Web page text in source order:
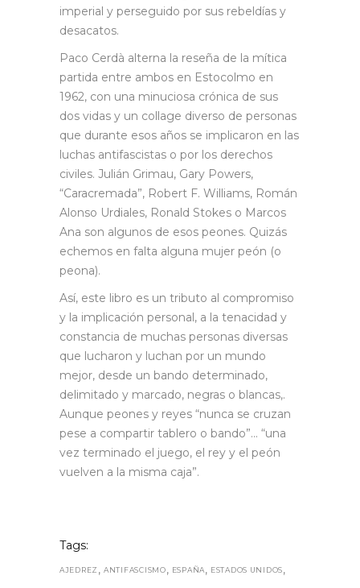
imperial y perseguido por sus rebeldías y
desacatos.
Paco Cerdà alterna la reseña de la mítica
partida entre ambos en Estocolmo en
1962, con una minuciosa crónica de sus
dos vidas y un collage diverso de personas
que durante esos años se implicaron en las
luchas antifascistas o por los derechos
civiles. Julián Grimau, Gary Powers,
“Caracremada”, Robert F. Williams, Román
Alonso Urdiales, Ronald Stokes o Marcos
Ana son algunos de esos peones. Quizás
echemos en falta alguna mujer peón (o
peona).
Así, este libro es un tributo al compromiso
y la implicación personal, a la tenacidad y
constancia de muchas personas diversas
que lucharon y luchan por un mundo
mejor, desde un bando determinado,
delimitado y marcado, negras o blancas,.
Aunque peones y reyes “nunca se cruzan
pese a compartir tablero o bando”… “una
vez terminado el juego, el rey y el peón
vuelven a la misma caja”.
Tags:
AJEDREZ ,ANTIFASCISMO, ESPAÑA, ESTADOS UNIDOS,